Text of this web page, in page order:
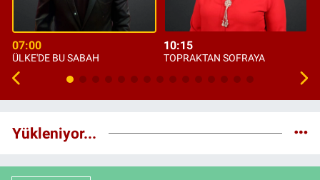
07:00
ÜLKE'DE BU SABAH
10:15
TOPRAKTAN SOFRAYA
Yükleniyor...